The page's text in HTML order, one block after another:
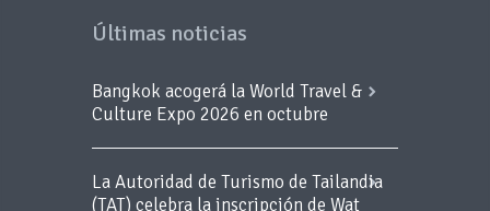
Últimas noticias
Bangkok acogerá la World Travel &
Culture Expo 2026 en octubre
La Autoridad de Turismo de Tailandia
(TAT) celebra la inscripción de Wat